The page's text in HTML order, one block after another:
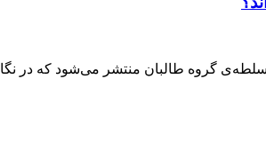
گروه طالبان منتشر می‌شود که در